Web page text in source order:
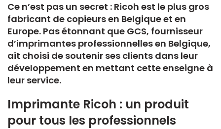
Ce n’est pas un secret : Ricoh est le plus gros
fabricant de copieurs en Belgique et en
Europe. Pas étonnant que GCS, fournisseur
d’imprimantes professionnelles en Belgique,
ait choisi de soutenir ses clients dans leur
développement en mettant cette enseigne à
leur service.
Imprimante Ricoh : un produit
pour tous les professionnels